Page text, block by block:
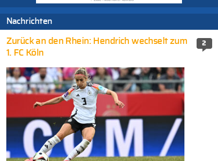
Nachrichten
2
Zurück an den Rhein: Hendrich wechselt zum
1. FC Köln